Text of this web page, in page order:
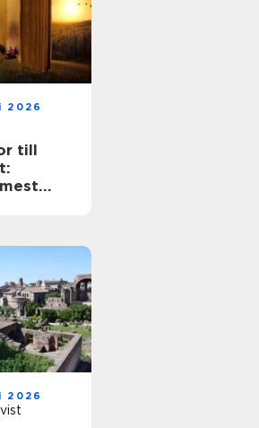
2026
till
2026